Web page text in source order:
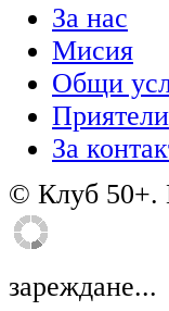
За нас
Мисия
Общи
Приятели
За
© Клуб 50+.
зареждане...